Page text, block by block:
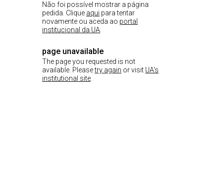
Não foi possível mostrar a página
pedida. Clique aqui para tentar
novamente ou aceda ao portal
institucional da UA
page unavailable
The page you requested is not
available. Pleasetry again or visit UA's
institutional site